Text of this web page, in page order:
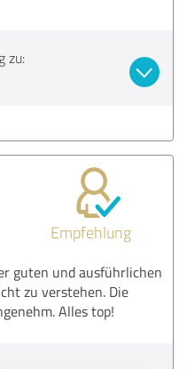
zu:
Empfehlung
guten und ausführlichen
zu verstehen. Die
Alles top!